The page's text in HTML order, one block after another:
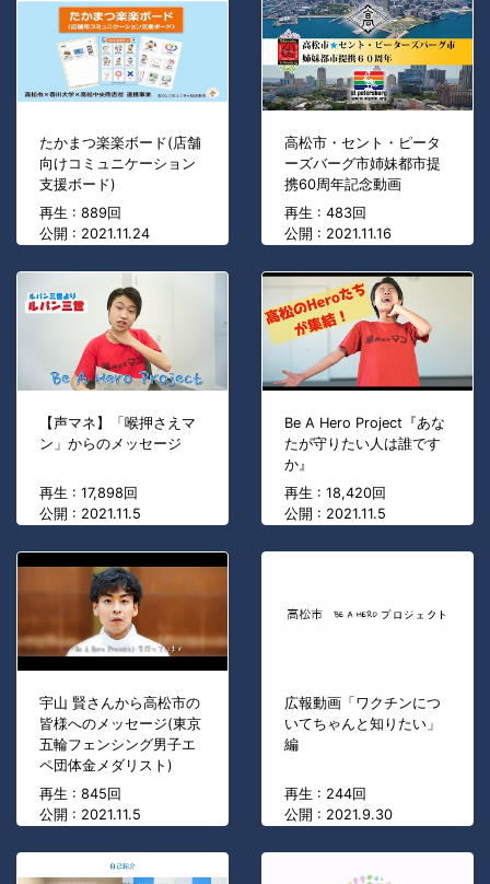
たかまつ楽楽ボード(店舗
向けコミュニケーション
支援ボード)
再生 : 889回
公開 : 2021.11.24
高松市・セント・ピータ
ーズバーグ市姉妹都市提
携60周年記念動画
再生 : 483回
公開 : 2021.11.16
【声マネ】「喉押さえマ
ン」からのメッセージ
再生 : 17,898回
公開 : 2021.11.5
Be A Hero Project『あな
たが守りたい人は誰です
か』
再生 : 18,420回
公開 : 2021.11.5
宇山 賢さんから高松市の
皆様へのメッセージ(東京
五輪フェンシング男子エ
ペ団体金メダリスト)
再生 : 845回
公開 : 2021.11.5
広報動画「ワクチンにつ
いてちゃんと知りたい」
編
再生 : 244回
公開 : 2021.9.30